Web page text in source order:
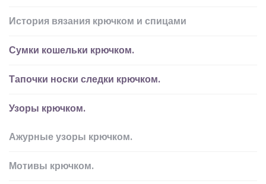
История вязания крючком и спицами
Сумки кошельки крючком.
Тапочки носки следки крючком.
Узоры крючком.
Ажурные узоры крючком.
Мотивы крючком.